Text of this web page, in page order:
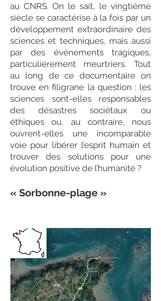
au CNRS. On le sait, le vingtième
siècle se caractérise à la fois par un
développement extraordinaire des
sciences et techniques, mais aussi
par des événements tragiques,
particulièrement meurtriers. Tout
au long de ce documentaire on
trouve en filigrane la question : les
sciences sont-elles responsables
des désastres sociétaux ou
éthiques ou, au contraire, nous
ouvrent-elles une incomparable
voie pour libérer l’esprit humain et
trouver des solutions pour une
évolution positive de l’humanité ?
« Sorbonne-plage »